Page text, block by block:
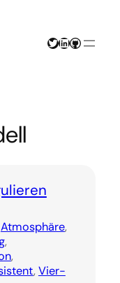
Twitter
LinkedIn
GitHub
Atmosphäre,
,
,
, Vier-